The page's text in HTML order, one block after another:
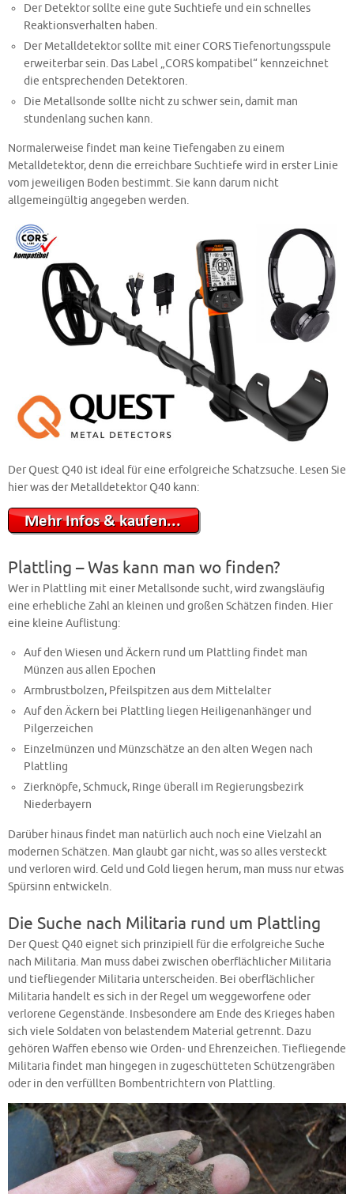
Der Detektor sollte eine gute Suchtiefe und ein schnelles
Reaktionsverhalten haben.
Der Metalldetektor sollte mit einer CORS Tiefenortungsspule
erweiterbar sein. Das Label „CORS kompatibel“ kennzeichnet
die entsprechenden Detektoren.
Die Metallsonde sollte nicht zu schwer sein, damit man
stundenlang suchen kann.
Normalerweise findet man keine Tiefengaben zu einem
Metalldetektor, denn die erreichbare Suchtiefe wird in erster Linie
vom jeweiligen Boden bestimmt. Sie kann darum nicht
allgemeingültig angegeben werden.
Der Quest Q40 ist ideal für eine erfolgreiche Schatzsuche. Lesen Sie
hier was der Metalldetektor Q40 kann:
Plattling – Was kann man wo finden?
Wer in Plattling mit einer Metallsonde sucht, wird zwangsläufig
eine erhebliche Zahl an kleinen und großen Schätzen finden. Hier
eine kleine Auflistung:
Auf den Wiesen und Äckern rund um Plattling findet man
Münzen aus allen Epochen
Armbrustbolzen, Pfeilspitzen aus dem Mittelalter
Auf den Äckern bei Plattling liegen Heiligenanhänger und
Pilgerzeichen
Einzelmünzen und Münzschätze an den alten Wegen nach
Plattling
Zierknöpfe, Schmuck, Ringe überall im Regierungsbezirk
Niederbayern
Darüber hinaus findet man natürlich auch noch eine Vielzahl an
modernen Schätzen. Man glaubt gar nicht, was so alles versteckt
und verloren wird. Geld und Gold liegen herum, man muss nur etwas
Spürsinn entwickeln.
Die Suche nach Militaria rund um Plattling
Der Quest Q40 eignet sich prinzipiell für die erfolgreiche Suche
nach Militaria. Man muss dabei zwischen oberflächlicher Militaria
und tiefliegender Militaria unterscheiden. Bei oberflächlicher
Militaria handelt es sich in der Regel um weggeworfene oder
verlorene Gegenstände. Insbesondere am Ende des Krieges haben
sich viele Soldaten von belastendem Material getrennt. Dazu
gehören Waffen ebenso wie Orden- und Ehrenzeichen. Tiefliegende
Militaria findet man hingegen in zugeschütteten Schützengräben
oder in den verfüllten Bombentrichtern von Plattling.